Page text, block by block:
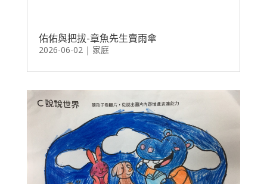
佑佑與把拔-章魚先生賣雨傘
2026-06-02 | 家庭